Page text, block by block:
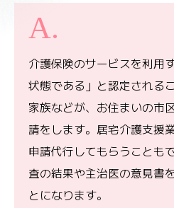
介護保険のサービスを利用
状態である」と認定される
家族などが、お住まいの市
請をします。居宅介護支援
申請代行してもらうことも
査の結果や主治医の意見書
とになります。